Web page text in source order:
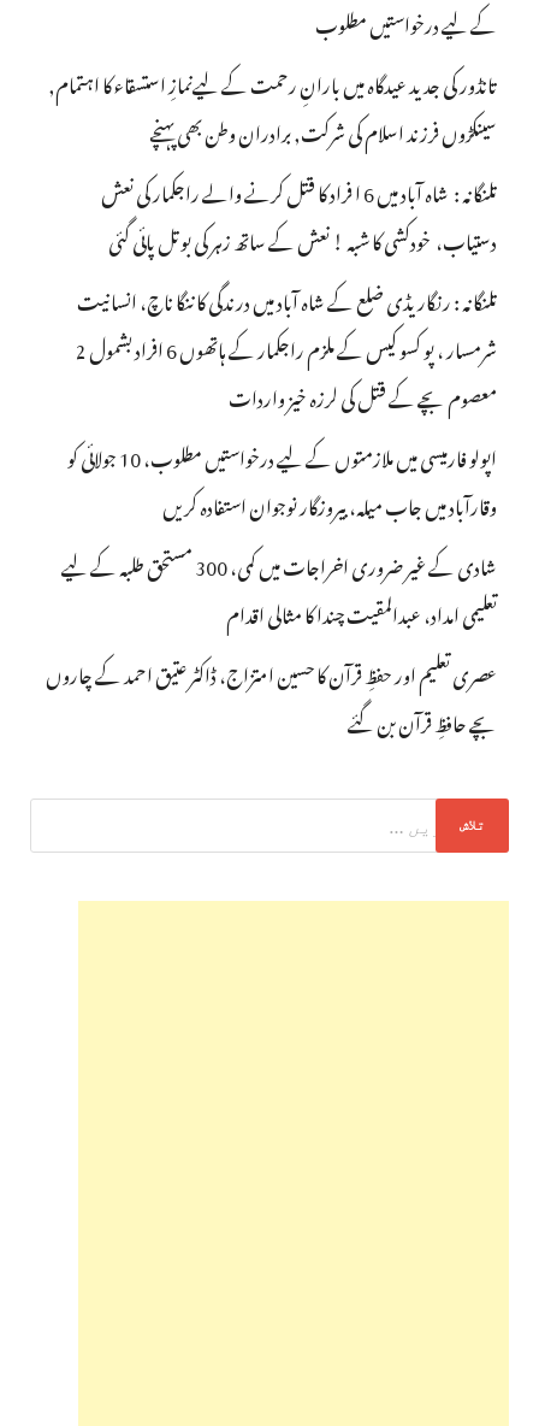
کے لیے درخواستیں مطلوب
تانڈور کی جدید عیدگاہ میں بارانِ رحمت کے لیےنمازِ استسقاء کا اہتمام,
سینکڑوں فرزند اسلام کی شرکت, برادران وطن بھی پہنچے
تلنگانہ : شاہ آباد میں 6 ا فراد کا قتل کرنے والے راجکمار کی نعش
دستیاب، خودکشی کا شبہ ! نعش کے ساتھ زہر کی بوتل پائی گئی
تلنگانہ : رنگاریڈی ضلع کے شاہ آباد میں درندگی کا ننگا ناچ، انسانیت
شرمسار ، پو کسو کیس کے ملزم راجکمار کے ہاتھوں 6 افراد بشمول 2
معصوم بچے کے قتل کی لرزہ خیز واردات
اپولو فارمیسی میں ملازمتوں کے لیے درخواستیں مطلوب، 10 جولائی کو
وقارآباد میں جاب میلہ، بیروزگار نوجوان استفادہ کریں
شادی کے غیر ضروری اخراجات میں کمی، 300 مستحق طلبہ کے لیے
تعلیمی امداد، عبدالمقیت چندا کا مثالی اقدام
عصری تعلیم اور حفظِ قرآن کا حسین امتزاج، ڈاکٹر عتیق احمد کے چاروں
بچے حافظِ قرآن بن گئے